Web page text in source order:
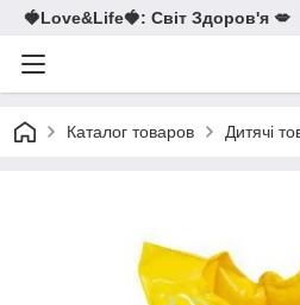
🍓Love&Life🍓: Світ Здоров'я 💋
Каталог товаров Дитячі